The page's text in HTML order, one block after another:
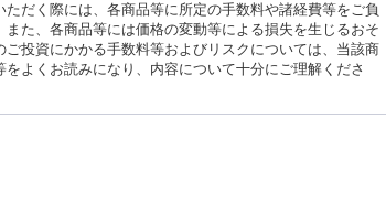
だく際には、各商品等に所定の手数料や諸経費等をご負
た、各商品等には価格の変動等による損失を生じるおそ
投資にかかる手数料等およびリスクについては、当該商
よくお読みになり、内容について十分にご理解くださ